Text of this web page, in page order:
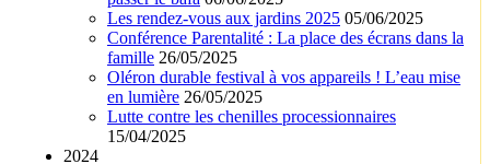
Les rendez-vous aux jardins 2025 05/06/2025
Conférence Parentalité : La place des écrans dans la
famille 26/05/2025
Oléron durable festival à vos appareils ! L’eau mise
en lumière 26/05/2025
Lutte contre les chenilles processionnaires
15/04/2025
2024